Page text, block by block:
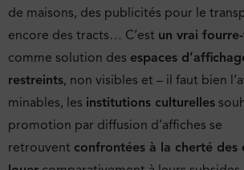
de maisons, des publicités pour le
encore des tracts… C’est un vrai
comme solution des espaces
restreints, non visibles et – il faut bien
minables, les institutions culturelles
promotion par diffusion d’affiches se
retrouvent confrontées à la cherté des